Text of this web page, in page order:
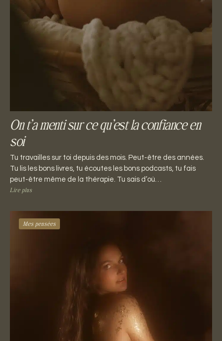
On t’a menti sur ce qu’est la confiance en
soi
Tu travailles sur toi depuis des mois. Peut-être des années.
Tu lis les bons livres, tu écoutes les bons podcasts, tu fais
peut-être même de la thérapie. Tu sais d’où…
Lire plus
Mes pensées